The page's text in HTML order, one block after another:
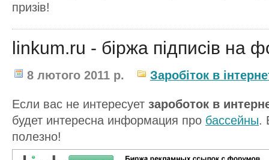
призів!
linkum.ru - біржа підписів на
8 лютого 2011 р. Заробіток в
Если вас не интересует зароботок в
будет интересна информация про баcсейны.
полезно!